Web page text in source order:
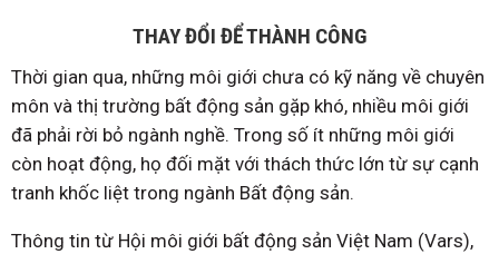
THAY ĐỔI ĐỂ THÀNH CÔNG
Thời gian qua, những môi giới chưa có kỹ năng về chuyên
môn và thị trường bất động sản gặp khó, nhiều môi giới
đã phải rời bỏ ngành nghề. Trong số ít những môi giới
còn hoạt động, họ đối mặt với thách thức lớn từ sự cạnh
tranh khốc liệt trong ngành Bất động sản.
Thông tin từ Hội môi giới bất động sản Việt Nam (Vars),